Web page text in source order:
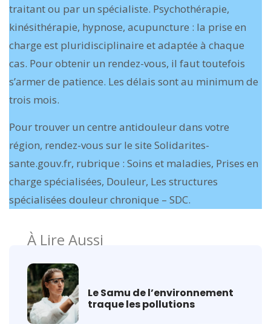
traitant ou par un spécialiste. Psychothérapie,
kinésithérapie, hypnose, acupuncture : la prise en
charge est pluridisciplinaire et adaptée à chaque
cas. Pour obtenir un rendez-vous, il faut toutefois
s’armer de patience. Les délais sont au minimum de
trois mois.
Pour trouver un centre antidouleur dans votre
région, rendez-vous sur le site Solidarites-
sante.gouv.fr, rubrique : Soins et maladies, Prises en
charge spécialisées, Douleur, Les structures
spécialisées douleur chronique – SDC.
À Lire Aussi
Le Samu de l’environnement
traque les pollutions